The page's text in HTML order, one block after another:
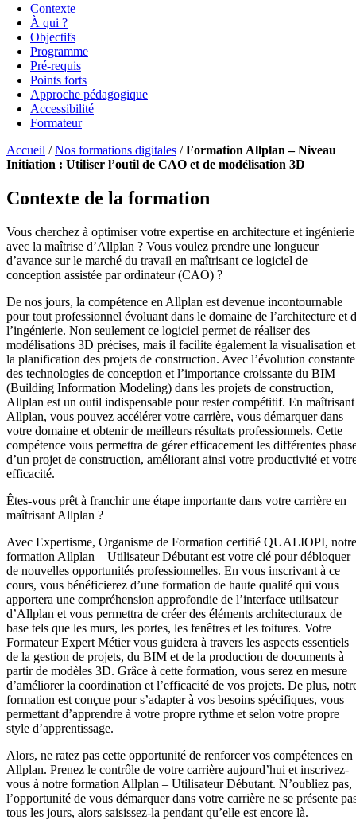
Contexte
À qui ?
Objectifs
Programme
Pré-requis
Points forts
Approche pédagogique
Accessibilité
Formateur
Accueil /Nos formations digitales /Formation Allplan – Niveau
Initiation : Utiliser l’outil de CAO et de modélisation 3D
Contexte de la formation
Vous cherchez à optimiser votre expertise en architecture et ingénierie
avec la maîtrise d’Allplan ? Vous voulez prendre une longueur
d’avance sur le marché du travail en maîtrisant ce logiciel de
conception assistée par ordinateur (CAO) ?
De nos jours, la compétence en Allplan est devenue incontournable
pour tout professionnel évoluant dans le domaine de l’architecture et
l’ingénierie. Non seulement ce logiciel permet de réaliser des
modélisations 3D précises, mais il facilite également la visualisation et
la planification des projets de construction. Avec l’évolution constante
des technologies de conception et l’importance croissante du BIM
(Building Information Modeling) dans les projets de construction,
Allplan est un outil indispensable pour rester compétitif. En maîtrisant
Allplan, vous pouvez accélérer votre carrière, vous démarquer dans
votre domaine et obtenir de meilleurs résultats professionnels. Cette
compétence vous permettra de gérer efficacement les différentes
d’un projet de construction, améliorant ainsi votre productivité et
efficacité.
Êtes-vous prêt à franchir une étape importante dans votre carrière en
maîtrisant Allplan ?
Avec Expertisme, Organisme de Formation certifié QUALIOPI, notre
formation Allplan – Utilisateur Débutant est votre clé pour débloquer
de nouvelles opportunités professionnelles. En vous inscrivant à ce
cours, vous bénéficierez d’une formation de haute qualité qui vous
apportera une compréhension approfondie de l’interface utilisateur
d’Allplan et vous permettra de créer des éléments architecturaux de
base tels que les murs, les portes, les fenêtres et les toitures. Votre
Formateur Expert Métier vous guidera à travers les aspects essentiels
de la gestion de projets, du BIM et de la production de documents à
partir de modèles 3D. Grâce à cette formation, vous serez en mesure
d’améliorer la coordination et l’efficacité de vos projets. De plus,
formation est conçue pour s’adapter à vos besoins spécifiques, vous
permettant d’apprendre à votre propre rythme et selon votre propre
style d’apprentissage.
Alors, ne ratez pas cette opportunité de renforcer vos compétences en
Allplan. Prenez le contrôle de votre carrière aujourd’hui et inscrivez-
vous à notre formation Allplan – Utilisateur Débutant. N’oubliez pas,
l’opportunité de vous démarquer dans votre carrière ne se présente
tous les jours, alors saisissez-la pendant qu’elle est encore là.